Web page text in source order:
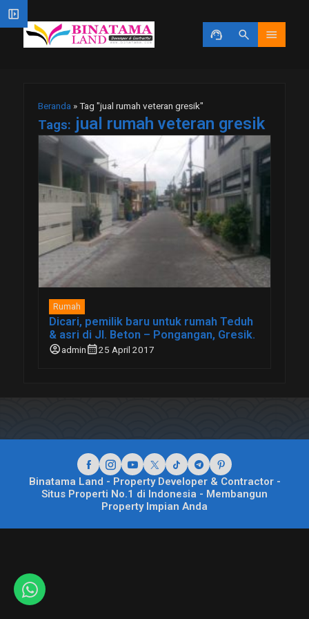
support_agent search menu
Beranda »Tag "jual rumah veteran gresik"
Tags: jual rumah veteran gresik
Rumah
Dicari, pemilik baru untuk rumah Teduh
& asri di Jl. Beton – Pongangan, Gresik.
account_circleadmincalendar_month25 April 2017
left_panel_open
Binatama Land - Property Developer & Contractor -
Situs Properti No.1 di Indonesia - Membangun
Property Impian Anda